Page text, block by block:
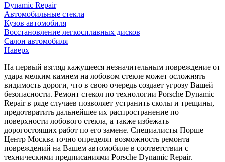
Dynamic Repair
Автомобильные стекла
Кузов автомобиля
Восстановление легкосплавных дисков
Салон автомобиля
Наверх
На первый взгляд кажущееся незначительным повреждение от
удара мелким камнем на лобовом стекле может осложнять
видимость дороги, что в свою очередь создает угрозу Вашей
безопасности. Ремонт стекол по технологии Porsche Dynamic
Repair в ряде случаев позволяет устранить сколы и трещины,
предотвратить дальнейшее их распространение по
поверхности лобового стекла, а также избежать
дорогостоящих работ по его замене. Специалисты Порше
Центр Москва точно определят возможность ремонта
повреждений на Вашем автомобиле в соответствии с
техническими предписаниями Porsche Dynamic Repair.